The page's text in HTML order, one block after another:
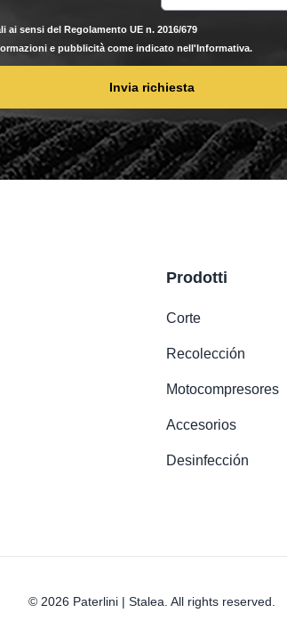
sensi del Regolamento UE n. 2016/679
e pubblicità come indicato nell'Informativa.
Invia richiesta
Prodotti
Corte
Recolección
Motocompresores
Accesorios
Desinfección
© 2026 Paterlini | Stalea. All rights reserved.